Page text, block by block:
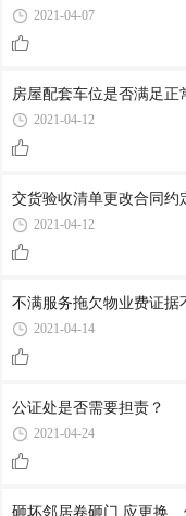
2021-04-07
房屋配套车位是否满足正
2021-04-12
交货验收清单更改合同约
2021-04-12
不满服务拖欠物业费证据
2021-04-14
公证处是否需要担责？
2021-04-24
砸坏邻居卷砸门 应更换